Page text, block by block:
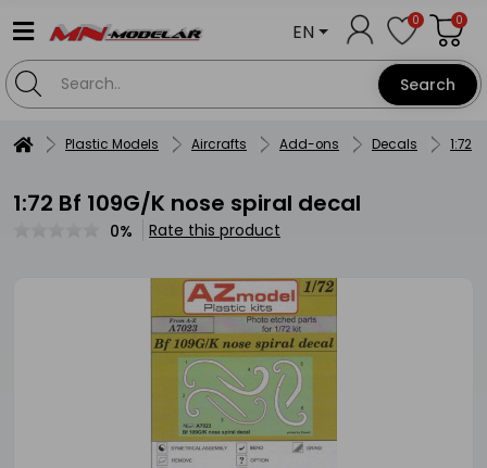
Search
EN 0 0
Plastic Models Aircrafts Add-ons Decals 1:72
1:72 Bf 109G/K nose spiral decal
0% Rate this product